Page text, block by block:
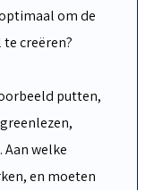
om de
creëren?
putten,
welke
en moeten